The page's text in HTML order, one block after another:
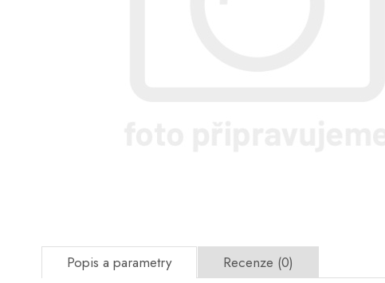
Popis a parametry Recenze (0)